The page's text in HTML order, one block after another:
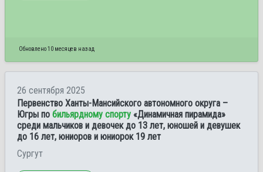
Обновлено 10 месяцев назад
26 сентября 2025
Первенство Ханты-Мансийского автономного округа –
Югры по бильярдному спорту «Динамичная пирамида»
среди мальчиков и девочек до 13 лет, юношей и девушек
до 16 лет, юниоров и юниорок 19 лет
Сургут